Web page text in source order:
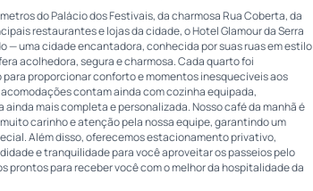
do Palácio dos Festivais, da charmosa Rua Coberta, da
restaurantes e lojas da cidade, o Hotel Glamour da Serra
— uma cidade encantadora, conhecida por suas ruas em estilo
acolhedora, segura e charmosa. Cada quarto foi
proporcionar conforto e momentos inesquecíveis aos
contam ainda com cozinha equipada,
mais completa e personalizada. Nosso café da manhã é
carinho e atenção pela nossa equipe, garantindo um
Além disso, oferecemos estacionamento privativo,
e tranquilidade para você aproveitar os passeios pelo
prontos para receber você com o melhor da hospitalidade da